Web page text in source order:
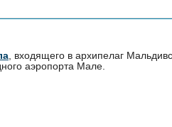
, входящего в архипелаг
аэропорта Мале.